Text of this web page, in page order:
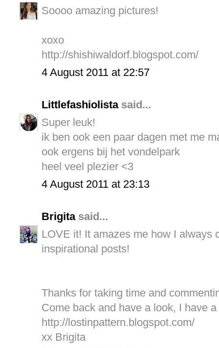
Soooo amazing pictures!
xoxo
http://shishiwaldorf.blogspot.com/
4 August 2011 at 22:57
Littlefashiolistasaid...
Super leuk!
ik ben ook een paar dagen met me
ook ergens bij het vondelpark
heel veel plezier <3
4 August 2011 at 23:13
Brigitasaid...
LOVE it! It amazes me how I always
inspirational posts!
Thanks for taking time and
Come back and have a look, I have
http://lostinpattern.blogspot.com/
xx Brigita